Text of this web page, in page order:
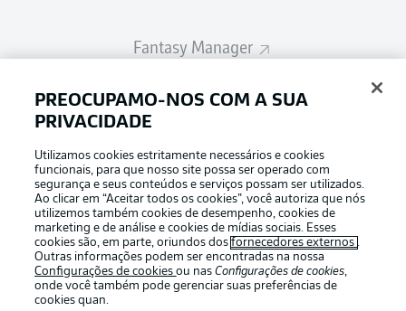
Fantasy Manager
BUNDESLIGA-GROUP
Escolha seu idioma
Português Modo de visualização
Login
PREOCUPAMO-NOS COM A SUA
PRIVACIDADE
Utilizamos cookies estritamente necessários e cookies
funcionais, para que nosso site possa ser operado com
segurança e seus conteúdos e serviços possam ser utilizados.
Ao clicar em “Aceitar todos os cookies”, você autoriza que nós
utilizemos também cookies de desempenho, cookies de
marketing e de análise e cookies de mídias sociais. Esses
cookies são, em parte, oriundos dosfornecedores externos .
Outras informações podem ser encontradas na nossa
Configurações de cookiesou nasConfigurações de cookies,
onde você também pode gerenciar suas preferências de
cookies quan.